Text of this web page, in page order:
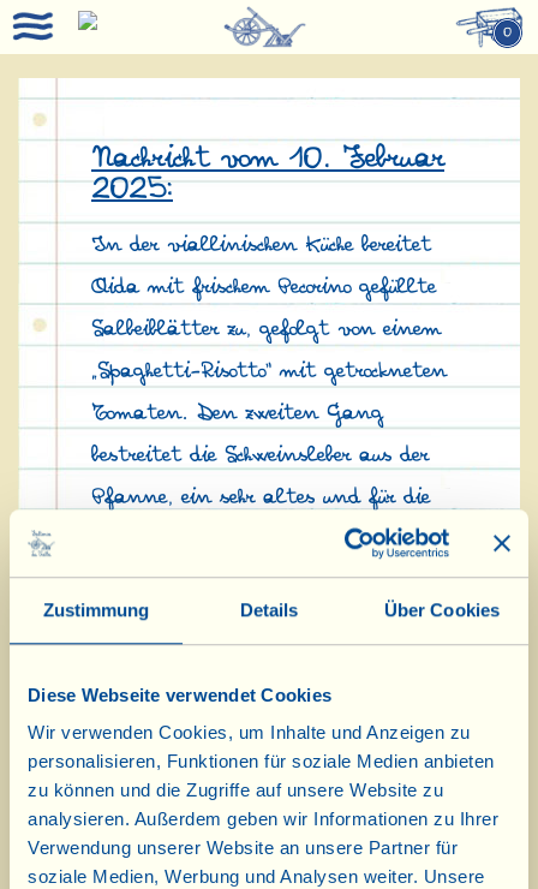
Zustimmung Details Über Cookies
Diese Webseite verwendet Cookies
Wir verwenden Cookies, um Inhalte und Anzeigen zu
personalisieren, Funktionen für soziale Medien anbieten
zu können und die Zugriffe auf unsere Website zu
analysieren. Außerdem geben wir Informationen zu Ihrer
Verwendung unserer Website an unsere Partner für
soziale Medien, Werbung und Analysen weiter. Unsere
0
Nachricht vom 10. Februar
2025:
In der viallinischen Küche bereitet
Aida mit frischem Pecorino gefüllte
Salbeiblätter zu, gefolgt von einem
„Spaghetti-Risotto“ mit getrockneten
Tomaten. Den zweiten Gang
bestreitet die Schweinsleber aus der
Pfanne, ein sehr altes und für die
Region Arezzo typisches Rezept: Ein
ähnliches Gericht wird bereits in
einem Kochbuch aus dem 14.
aretinische Dichter Pietro Aretino
erwähnt sie im 16. Jahrhundert, als
er von der Gewohnheit der
Florentiner berichtet, die Leber
„anzuziehen“ (mit Netzen!). Um den